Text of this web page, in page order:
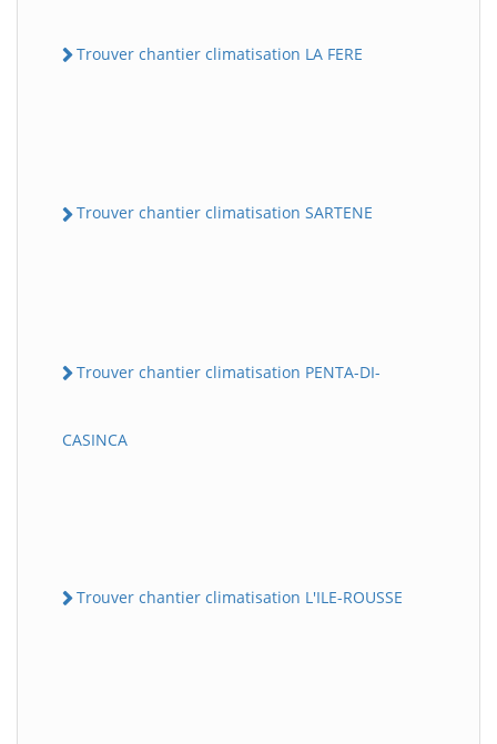
Trouver chantier climatisation LA FERE
Trouver chantier climatisation SARTENE
Trouver chantier climatisation PENTA-DI-
CASINCA
Trouver chantier climatisation L'ILE-ROUSSE